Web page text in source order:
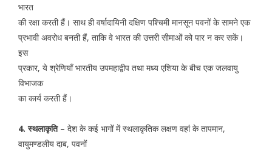
भारत
की रक्षा करती हैं। साथ ही वर्षादायिनी दक्षिण पश्चिमी मानसून पवनों के सामने एक
प्रभावी अवरोध बनती हैं, ताकि वे भारत की उत्तरी सीमाओं को पार न कर सकें।
इस
प्रकार, ये श्रेणियाँ भारतीय उपमहाद्वीप तथा मध्य एशिया के बीच एक जलवायु
विभाजक
का कार्य करती हैं।
4. स्थलाकृति– देश के कई भागों में स्थलाकृतिक लक्षण वहां के तापमान,
वायुमण्डलीय दाब, पवनों